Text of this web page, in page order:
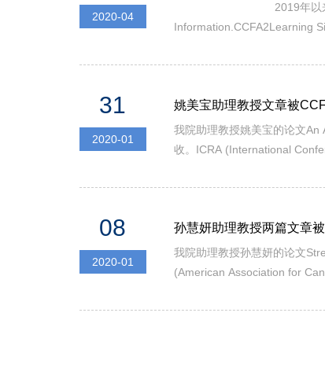
2020-04
2019年以来人工智能学
Information.CCFA2Learning
31
2020-01
姚美宝助理教授文章被
我院助理教授姚美宝的论文
收。ICRA (International
08
2020-01
孙慧妍助理教授两篇文章
我院助理教授孙慧妍的论文
(American Association for